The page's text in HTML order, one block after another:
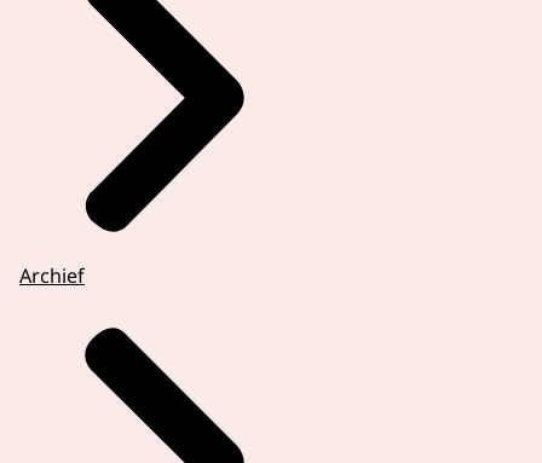
Archief